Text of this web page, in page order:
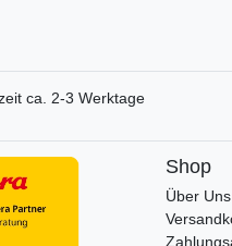
ca. 2-3 Werktage
Shop
Über Uns